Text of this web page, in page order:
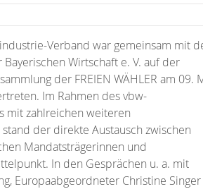
Verband war gemeinsam mit
Wirtschaft e. V. auf der
der FREIEN WÄHLER am 09.
Im Rahmen des vbw-
mit zahlreichen weiteren
der direkte Austausch zwischen
Mandatsträgerinnen und
In den Gesprächen u. a. mit
Europaabgeordneter Christine Singer